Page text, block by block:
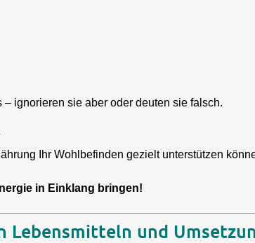
ignorieren sie aber oder deuten sie falsch.
Ihr Wohlbefinden gezielt unterstützen
in Einklang bringen!
Lebensmitteln und